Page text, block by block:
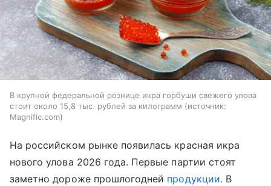
В крупной федеральной рознице икра горбуши свежего улова
стоит около 15,8 тыс. рублей за килограмм
источник:
Magnific.com
На российском рынке появилась красная икра
нового улова 2026 года. Первые партии стоят
заметно дороже прошлогодней продукции. В